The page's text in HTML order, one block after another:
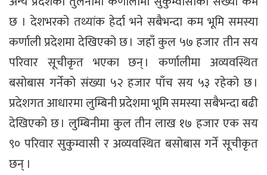
छ । देशभरको तथ्यांक हेर्दा भने सबैभन्दा कम भूमि समस्या
कर्णाली प्रदेशमा देखिएको छ । जहाँ कुल ५७ हजार तीन सय
परिवार सूचीकृत भएका छन् । कर्णालीमा अव्यवस्थित
बसोबास गर्नेको संख्या ५२ हजार पाँच सय ५३ रहेको छ ।
प्रदेशगत आधारमा लुम्बिनी प्रदेशमा भूमि समस्या सबैभन्दा बढी
देखिएको छ । लुम्बिनीमा कुल तीन लाख १७ हजार एक सय
९० परिवार सुकुम्वासी र अव्यवस्थित बसोबास गर्ने सूचीकृत
छन् ।